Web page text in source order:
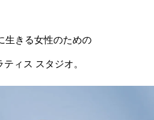
生きる女性のための
ィス スタジオ。